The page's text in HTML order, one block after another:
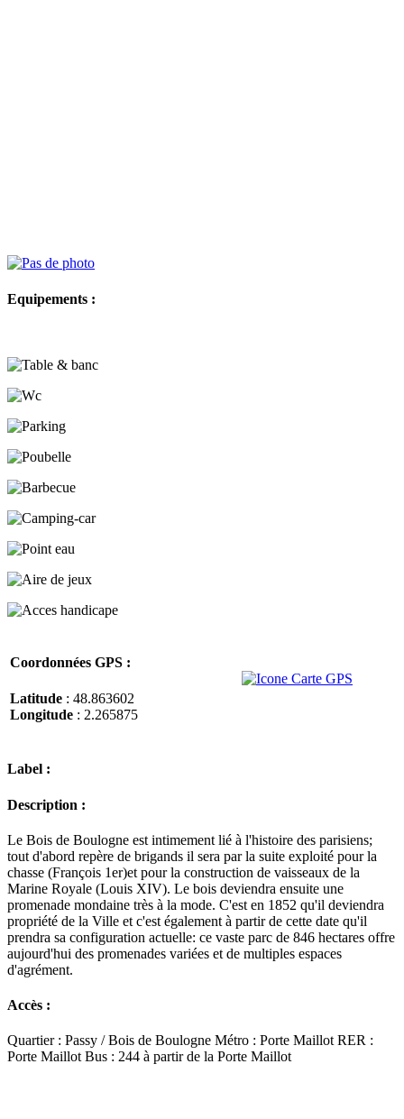
Equipements :
Coordonnées GPS :
Latitude : 48.863602
Longitude : 2.265875
Label :
Description :
Le Bois de Boulogne est intimement lié à l'histoire des parisiens;
tout d'abord repère de brigands il sera par la suite exploité pour la
chasse (François 1er)et pour la construction de vaisseaux de la
Marine Royale (Louis XIV). Le bois deviendra ensuite une
promenade mondaine très à la mode. C'est en 1852 qu'il deviendra
propriété de la Ville et c'est également à partir de cette date qu'il
prendra sa configuration actuelle: ce vaste parc de 846 hectares offre
aujourd'hui des promenades variées et de multiples espaces
d'agrément.
Accès :
Quartier : Passy / Bois de Boulogne Métro : Porte Maillot RER :
Porte Maillot Bus : 244 à partir de la Porte Maillot